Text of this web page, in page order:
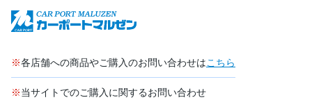
※各店舗への商品やご購入のお問い合わせはこちら
※当サイトでのご購入に関するお問い合わせ